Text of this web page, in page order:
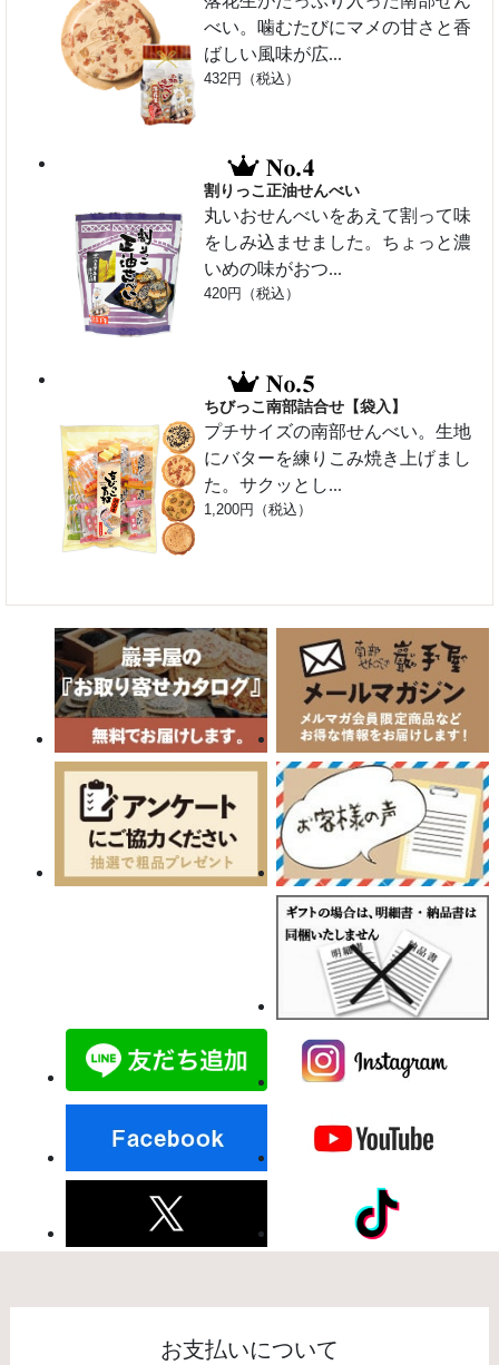
べい。噛むたびにマメの甘さと香
ばしい風味が広...
432円（税込）
割りっこ正油せんべい
丸いおせんべいをあえて割って味
をしみ込ませました。ちょっと濃
いめの味がおつ...
420円（税込）
ちびっこ南部詰合せ【袋入】
プチサイズの南部せんべい。生地
にバターを練りこみ焼き上げまし
た。サクッとし...
1,200円（税込）
お支払いについて